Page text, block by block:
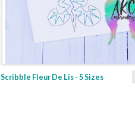
Scribble Fleur De Lis - 5 Sizes